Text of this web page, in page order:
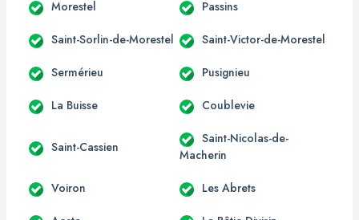
Morestel Passins
Saint-Sorlin-de-Morestel Saint-Victor-de-Morestel
Sermérieu Pusignieu
La Buisse Coublevie
Saint-Cassien
Saint-Nicolas-de-
Macherin
Voiron Les Abrets